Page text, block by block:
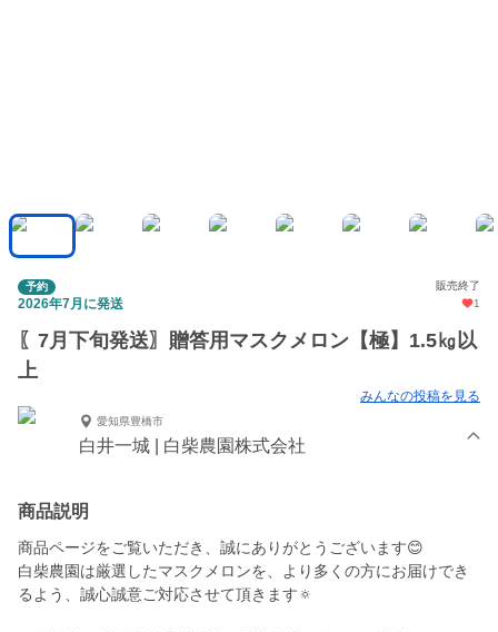
予約 販売終了
2026年7月に発送 1
〖7月下旬発送〗贈答用マスクメロン【極】1.5㎏以
上
みんなの投稿を見る
愛知県豊橋市
白井一城 | 白柴農園株式会社
商品説明
商品ページをご覧いただき、誠にありがとうございます😊
白柴農園は厳選したマスクメロンを、より多くの方にお届けでき
るよう、誠心誠意ご対応させて頂きます🔅